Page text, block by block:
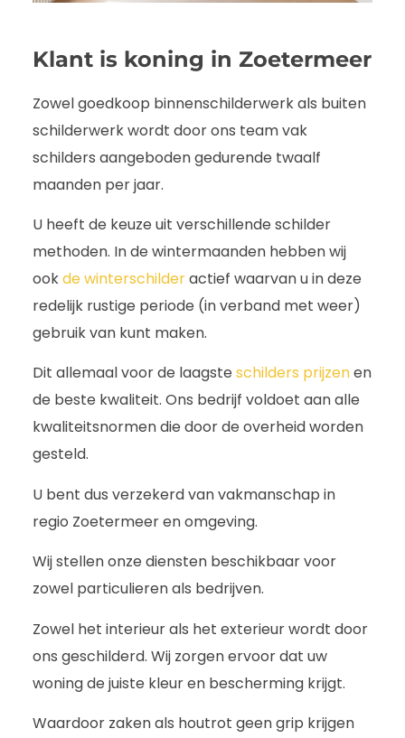
Klant is koning in Zoetermeer
Zowel goedkoop binnenschilderwerk als buiten
schilderwerk wordt door ons team vak
schilders aangeboden gedurende twaalf
maanden per jaar.
U heeft de keuze uit verschillende schilder
methoden. In de wintermaanden hebben wij
ookde winterschilderactief waarvan u in deze
redelijk rustige periode (in verband met weer)
gebruik van kunt maken.
Dit allemaal voor de laagste schilders prijzenen
de beste kwaliteit. Ons bedrijf voldoet aan alle
kwaliteitsnormen die door de overheid worden
gesteld.
U bent dus verzekerd van vakmanschap in
regio Zoetermeer en omgeving.
Wij stellen onze diensten beschikbaar voor
zowel particulieren als bedrijven.
Zowel het interieur als het exterieur wordt door
ons geschilderd. Wij zorgen ervoor dat uw
woning de juiste kleur en bescherming krijgt.
Waardoor zaken als houtrot geen grip krijgen